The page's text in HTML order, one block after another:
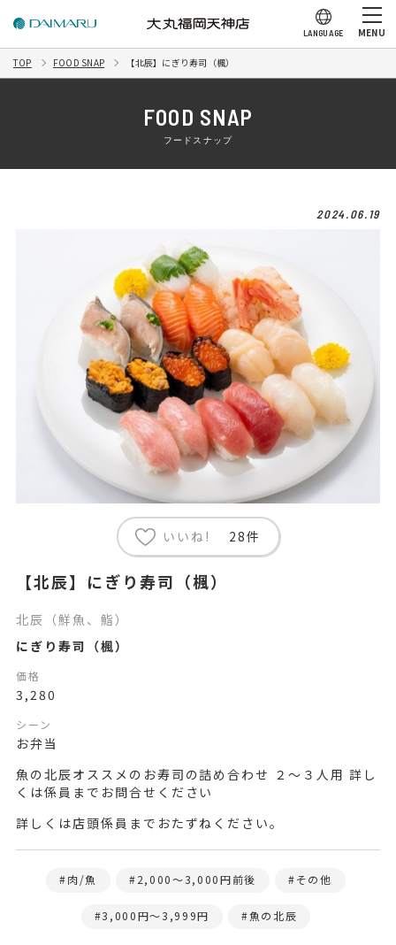
LANGUAGE MENU
TOP FOOD SNAP 【北辰】にぎり寿司（楓）
FOOD SNAP
フードスナップ
2024.06.19
いいね! 28件
【北辰】にぎり寿司（楓）
北辰（鮮魚、鮨）
にぎり寿司（楓）
価格
3,280
シーン
お弁当
魚の北辰オススメのお寿司の詰め合わせ ２～３人用 詳し
くは係員までお問合せください
詳しくは店頭係員までおたずねください。
肉/魚 2,000〜3,000円前後 その他
3,000円～3,999円 魚の北辰